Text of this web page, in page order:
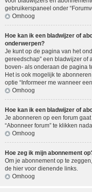
gebruikerspaneel onder
Omhoog
Hoe kan ik een bladwijzer of
onderwerpen?
Je kunt op de pagina van het
gereedschap” een bladwijzer of
boven- als onderaan de pagina
Het is ook mogelijk te
optie “Informeer me wanneer
Omhoog
Hoe kan ik een bladwijzer of
Je abonneren op een forum
“Abonneer forum” te klikken
Omhoog
Hoe zeg ik mijn abonnement
Om je abonnement op te
de hier voor dienende links.
Omhoog